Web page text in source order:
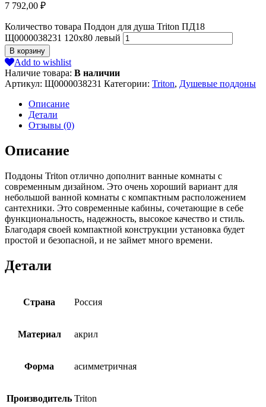
7 792,00 ₽
Количество товара Поддон для душа Triton ПД18
Щ0000038231 120х80 левый
В корзину
Add to wishlist
Наличие товара: В наличии
Артикул: Щ0000038231 Категории: Triton, Душевые поддоны
Описание
Детали
Отзывы (0)
Описание
Поддоны Triton отлично дополнит ванные комнаты с
современным дизайном. Это очень хороший вариант для
небольшой ванной комнаты с компактным расположением
сантехники. Это современные кабины, сочетающие в себе
функциональность, надежность, высокое качество и стиль.
Благодаря своей компактной конструкции установка будет
простой и безопасной, и не займет много времени.
Детали
Страна Россия
Материал акрил
Форма асимметричная
Производитель Triton